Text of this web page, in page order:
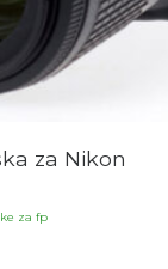
za Nikon
za fp